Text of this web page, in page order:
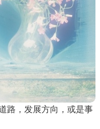
路，发展方向，或是事